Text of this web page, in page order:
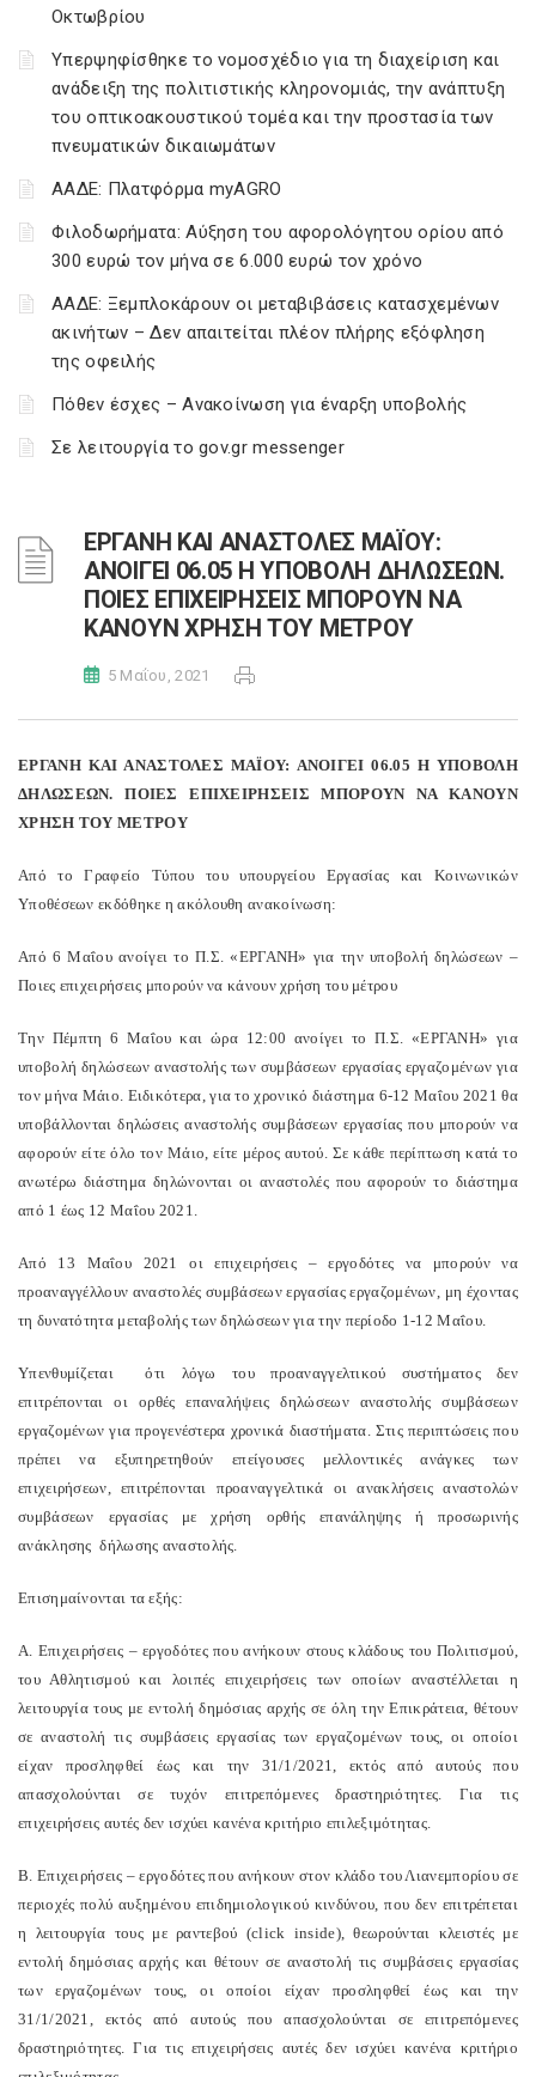
Οκτωβρίου
Υπερψηφίσθηκε το νομοσχέδιο για τη διαχείριση και
ανάδειξη της πολιτιστικής κληρονομιάς, την ανάπτυξη
του οπτικοακουστικού τομέα και την προστασία των
πνευματικών δικαιωμάτων
ΑΑΔΕ: Πλατφόρμα myAGRO
Φιλοδωρήματα: Αύξηση του αφορολόγητου ορίου από
300 ευρώ τον μήνα σε 6.000 ευρώ τον χρόνο
ΑΑΔΕ: Ξεμπλοκάρουν οι μεταβιβάσεις κατασχεμένων
ακινήτων – Δεν απαιτείται πλέον πλήρης εξόφληση
της οφειλής
Πόθεν έσχες – Ανακοίνωση για έναρξη υποβολής
Σε λειτουργία το gov.gr messenger
ΕΡΓΑΝΗ ΚΑΙ ΑΝΑΣΤΟΛΕΣ ΜΑΪΟΥ:
ΑΝΟΙΓΕΙ 06.05 Η ΥΠΟΒΟΛΗ ΔΗΛΩΣΕΩΝ.
ΠΟΙΕΣ ΕΠΙΧΕΙΡΗΣΕΙΣ ΜΠΟΡΟΥΝ ΝΑ
ΚΑΝΟΥΝ ΧΡΗΣΗ ΤΟΥ ΜΕΤΡΟΥ
5 Μαΐου, 2021
ΕΡΓΑΝΗ ΚΑΙ ΑΝΑΣΤΟΛΕΣ ΜΑΪΟΥ: ΑΝΟΙΓΕΙ 06.05 Η ΥΠΟΒΟΛΗ
ΔΗΛΩΣΕΩΝ. ΠΟΙΕΣ ΕΠΙΧΕΙΡΗΣΕΙΣ ΜΠΟΡΟΥΝ ΝΑ ΚΑΝΟΥΝ
ΧΡΗΣΗ ΤΟΥ ΜΕΤΡΟΥ
Από το Γραφείο Τύπου του υπουργείου Εργασίας και Κοινωνικών
Υποθέσεων εκδόθηκε η ακόλουθη ανακοίνωση:
Από 6 Μαΐου ανοίγει το Π.Σ. «ΕΡΓΑΝΗ» για την υποβολή δηλώσεων –
Ποιες επιχειρήσεις μπορούν να κάνουν χρήση του μέτρου
Την Πέμπτη 6 Μαΐου και ώρα 12:00 ανοίγει το Π.Σ. «ΕΡΓΑΝΗ» για
υποβολή δηλώσεων αναστολής των συμβάσεων εργασίας εργαζομένων για
τον μήνα Μάιο. Ειδικότερα, για το χρονικό διάστημα 6-12 Μαΐου 2021 θα
υποβάλλονται δηλώσεις αναστολής συμβάσεων εργασίας που μπορούν να
αφορούν είτε όλο τον Μάιο, είτε μέρος αυτού. Σε κάθε περίπτωση κατά το
ανωτέρω διάστημα δηλώνονται οι αναστολές που αφορούν το διάστημα
από 1 έως 12 Μαΐου 2021.
Από 13 Μαΐου 2021 οι επιχειρήσεις – εργοδότες να μπορούν να
προαναγγέλλουν αναστολές συμβάσεων εργασίας εργαζομένων, μη έχοντας
τη δυνατότητα μεταβολής των δηλώσεων για την περίοδο 1-12 Μαΐου.
Υπενθυμίζεται ότι λόγω του προαναγγελτικού συστήματος δεν
επιτρέπονται οι ορθές επαναλήψεις δηλώσεων αναστολής συμβάσεων
εργαζομένων για προγενέστερα χρονικά διαστήματα. Στις περιπτώσεις που
πρέπει να εξυπηρετηθούν επείγουσες μελλοντικές ανάγκες των
επιχειρήσεων, επιτρέπονται προαναγγελτικά οι ανακλήσεις αναστολών
συμβάσεων εργασίας με χρήση ορθής επανάληψης ή προσωρινής
ανάκλησης δήλωσης αναστολής.
Επισημαίνονται τα εξής:
Α. Επιχειρήσεις – εργοδότες που ανήκουν στους κλάδους του Πολιτισμού,
του Αθλητισμού και λοιπές επιχειρήσεις των οποίων αναστέλλεται η
λειτουργία τους με εντολή δημόσιας αρχής σε όλη την Επικράτεια, θέτουν
σε αναστολή τις συμβάσεις εργασίας των εργαζομένων τους, οι οποίοι
είχαν προσληφθεί έως και την 31/1/2021, εκτός από αυτούς που
απασχολούνται σε τυχόν επιτρεπόμενες δραστηριότητες. Για τις
επιχειρήσεις αυτές δεν ισχύει κανένα κριτήριο επιλεξιμότητας.
Β. Επιχειρήσεις – εργοδότες που ανήκουν στον κλάδο του Λιανεμπορίου σε
περιοχές πολύ αυξημένου επιδημιολογικού κινδύνου, που δεν επιτρέπεται
η λειτουργία τους με ραντεβού (click inside), θεωρούνται κλειστές με
εντολή δημόσιας αρχής και θέτουν σε αναστολή τις συμβάσεις εργασίας
των εργαζομένων τους, οι οποίοι είχαν προσληφθεί έως και την
31/1/2021, εκτός από αυτούς που απασχολούνται σε επιτρεπόμενες
δραστηριότητες. Για τις επιχειρήσεις αυτές δεν ισχύει κανένα κριτήριο